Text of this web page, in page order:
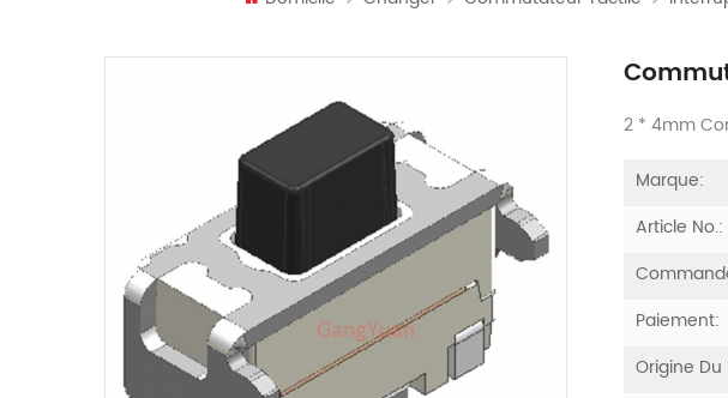
2 * 4mm
Marque:
Article No.:
Paiement:
Origine Du